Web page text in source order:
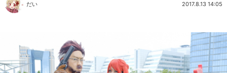
だい 2017.8.13 14:05